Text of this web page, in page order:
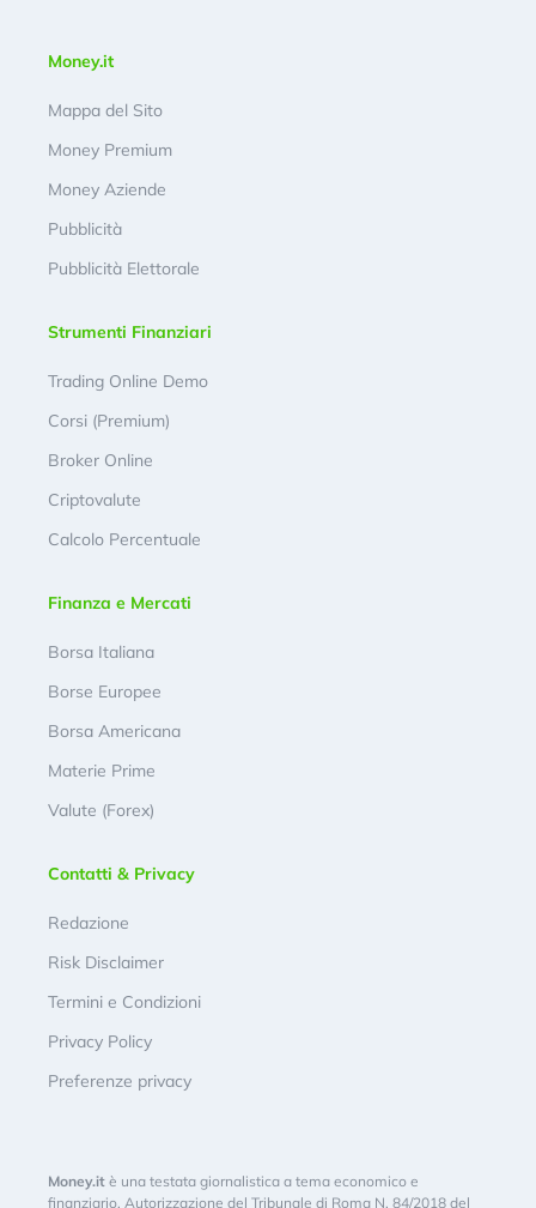
Money.it
Mappa del Sito
Money Premium
Money Aziende
Pubblicità
Pubblicità Elettorale
Strumenti Finanziari
Trading Online Demo
Corsi (Premium)
Broker Online
Criptovalute
Calcolo Percentuale
Finanza e Mercati
Borsa Italiana
Borse Europee
Borsa Americana
Materie Prime
Valute (Forex)
Contatti & Privacy
Redazione
Risk Disclaimer
Termini e Condizioni
Privacy Policy
Preferenze privacy
Money.it è una testata giornalistica a tema economico e
finanziario. Autorizzazione del Tribunale di Roma N. 84/2018 del